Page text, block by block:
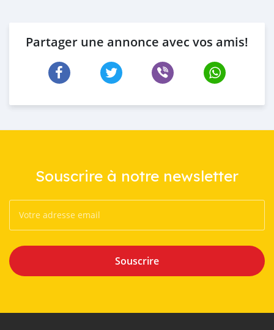
Partager une annonce avec vos amis!
Souscrire à notre newsletter
Souscrire